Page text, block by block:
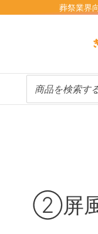
容
プ
葬祭業界
②屏